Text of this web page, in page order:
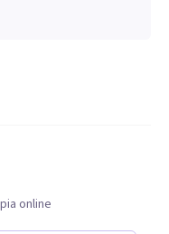
online